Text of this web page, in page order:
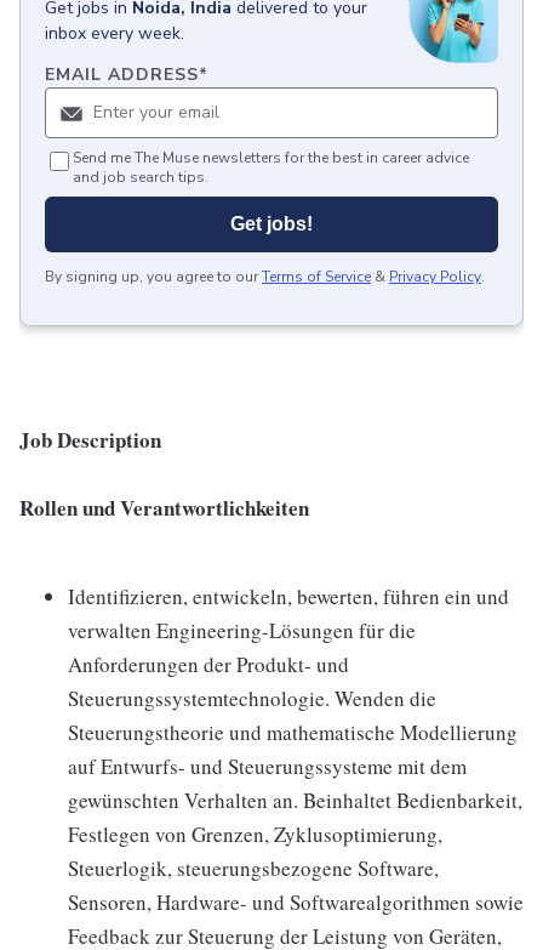
Getjobs in Noida, India delivered to your
inbox every week.
EMAIL ADDRESS*
Send me The Muse newsletters for the best in career advice
and job search tips.
Get jobs!
By signing up, you agree to ourTerms of Service & Privacy Policy.
Job Description
Rollen und Verantwortlichkeiten
Identifizieren, entwickeln, bewerten, führen ein und
verwalten Engineering-Lösungen für die
Anforderungen der Produkt- und
Steuerungssystemtechnologie. Wenden die
Steuerungstheorie und mathematische Modellierung
auf Entwurfs- und Steuerungssysteme mit dem
gewünschten Verhalten an. Beinhaltet Bedienbarkeit,
Festlegen von Grenzen, Zyklusoptimierung,
Steuerlogik, steuerungsbezogene Software,
Sensoren, Hardware- und Softwarealgorithmen sowie
Feedback zur Steuerung der Leistung von Geräten,